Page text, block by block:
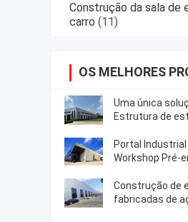
Construção da sala de
carro (11)
OS MELHORES
Uma única
Estrutura de
Portal
Workshop Pré-
Construção de
fabricadas de